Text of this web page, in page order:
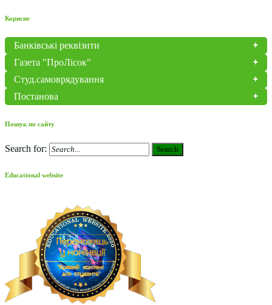
Корисне
Банківські реквізити
Газета "ПроЛісок"
Студ.самоврядування
Постанова
Пошук по сайту
Search for: Search
Educational website